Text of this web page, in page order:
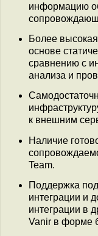
информацию
Более
основе
сравнению с
анализа и
к внешним
Наличие
Team.
Поддержка
интеграции и
интеграции в
Vanir в форме